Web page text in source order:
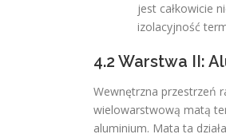
jest całkowicie
izolacyjność
4.2 Warstwa II:
Wewnętrzna przestrzeń
wielowarstwową matą
aluminium. Mata ta